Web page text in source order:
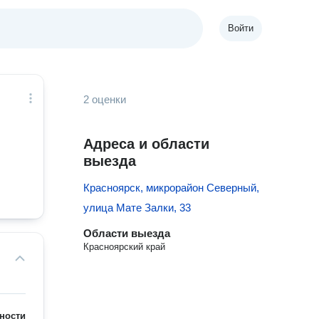
Войти
2 оценки
Адреса и области
выезда
Красноярск, микрорайон Северный,
улица Мате Залки, 33
Области выезда
Красноярский край